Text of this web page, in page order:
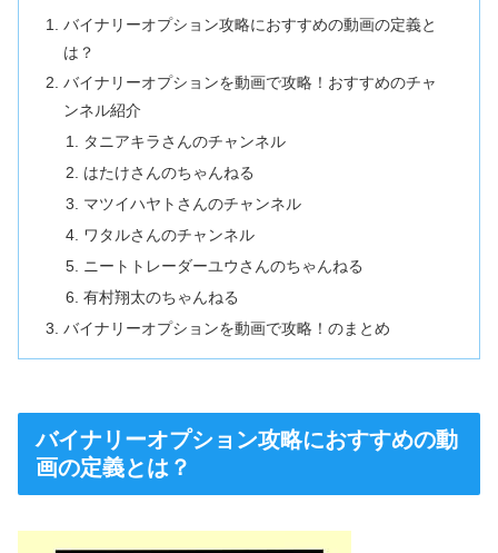
バイナリーオプション攻略におすすめの動画の定義と
は？
バイナリーオプションを動画で攻略！おすすめのチャ
ンネル紹介
タニアキラさんのチャンネル
はたけさんのちゃんねる
マツイハヤトさんのチャンネル
ワタルさんのチャンネル
ニートトレーダーユウさんのちゃんねる
有村翔太のちゃんねる
バイナリーオプションを動画で攻略！のまとめ
バイナリーオプション攻略におすすめの動
画の定義とは？